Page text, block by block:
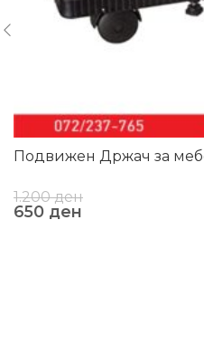
Подвижен Држач за
1.200ден
650 ден